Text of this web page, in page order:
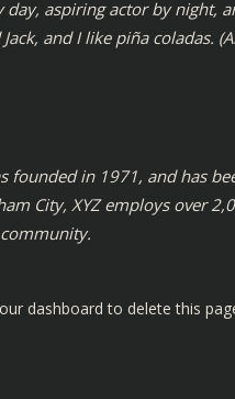
day, aspiring actor by night,
and I like piña coladas.
founded in 1971, and has
City, XYZ employs over
dashboard to delete this